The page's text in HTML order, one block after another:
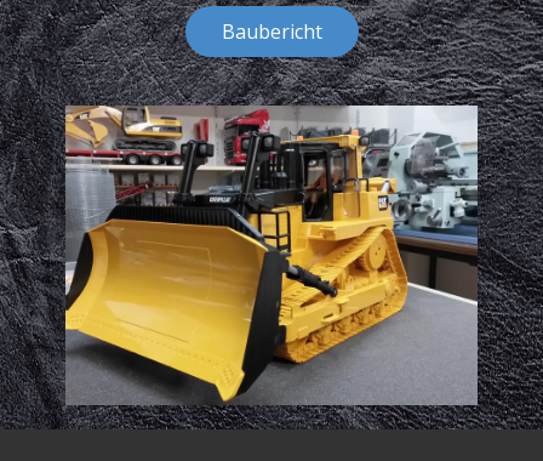
Baubericht